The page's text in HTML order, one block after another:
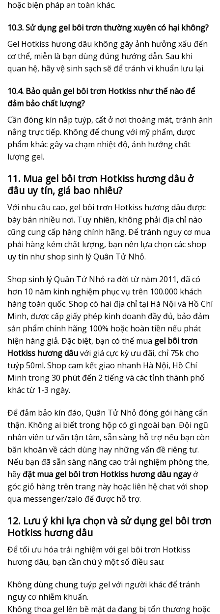
hoặc biện pháp an toàn khác.
10.3. Sử dụng gel bôi trơn thường xuyên có hại không?
Gel Hotkiss hương dâu không gây ảnh hưởng xấu đến
cơ thể, miễn là bạn dùng đúng hướng dẫn. Sau khi
quan hệ, hãy vệ sinh sạch sẽ để tránh vi khuẩn lưu lại.
10.4. Bảo quản gel bôi trơn Hotkiss như thế nào để
đảm bảo chất lượng?
Cần đóng kín nắp tuýp, cất ở nơi thoáng mát, tránh ánh
nắng trực tiếp. Không để chung với mỹ phẩm, dược
phẩm khác gây va chạm nhiệt độ, ảnh hưởng chất
lượng gel.
11. Mua gel bôi trơn Hotkiss hương dâu ở
đâu uy tín, giá bao nhiêu?
Với nhu cầu cao, gel bôi trơn Hotkiss hương dâu được
bày bán nhiều nơi. Tuy nhiên, không phải địa chỉ nào
cũng cung cấp hàng chính hãng. Để tránh nguy cơ mua
phải hàng kém chất lượng, bạn nên lựa chọn các shop
uy tín như shop sinh lý Quân Tử Nhỏ.
Shop sinh lý Quân Tử Nhỏ ra đời từ năm 2011, đã có
hơn 10 năm kinh nghiệm phục vụ trên 100.000 khách
hàng toàn quốc. Shop có hai địa chỉ tại Hà Nội và Hồ Chí
Minh, được cấp giấy phép kinh doanh đầy đủ, bảo đảm
sản phẩm chính hãng 100% hoặc hoàn tiền nếu phát
hiện hàng giả. Đặc biệt, bạn có thể mua gel bôi trơn
Hotkiss hương dâuvới giá cực kỳ ưu đãi, chỉ 75k cho
tuýp 50ml. Shop cam kết giao nhanh Hà Nội, Hồ Chí
Minh trong 30 phút đến 2 tiếng và các tỉnh thành phố
khác từ 1-3 ngày.
Để đảm bảo kín đáo, Quân Tử Nhỏ đóng gói hàng cẩn
thận. Không ai biết trong hộp có gì ngoài bạn. Đội ngũ
nhân viên tư vấn tận tâm, sẵn sàng hỗ trợ nếu bạn còn
băn khoăn về cách dùng hay những vấn đề riêng tư.
Nếu bạn đã sẵn sàng nâng cao trải nghiệm phòng the,
hãyđặt mua gel bôi trơn Hotkiss hương dâu ngayở
góc giỏ hàng trên trang này hoặc liên hệ chat với shop
qua messenger/zalo để được hỗ trợ.
12. Lưu ý khi lựa chọn và sử dụng gel bôi trơn
Hotkiss hương dâu
Để tối ưu hóa trải nghiệm với gel bôi trơn Hotkiss
hương dâu, bạn cần chú ý một số điều sau:
Không dùng chung tuýp gel với người khác để tránh
nguy cơ nhiễm khuẩn.
Không thoa gel lên bề mặt da đang bị tổn thương hoặc